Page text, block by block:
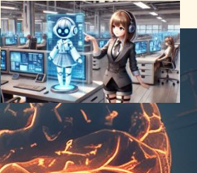
AIエージェント革命の始まり
〜 単なるチャットボットを超
えた”知的アシスタント”の正
体に迫る